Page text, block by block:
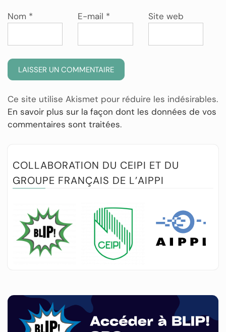
Nom * E-mail * Site web
Ce site utilise Akismet pour réduire les indésirables.
En savoir plus sur la façon dont les données de vos
commentaires sont traitées.
COLLABORATION DU CEIPI ET DU
GROUPE FRANÇAIS DE L’AIPPI